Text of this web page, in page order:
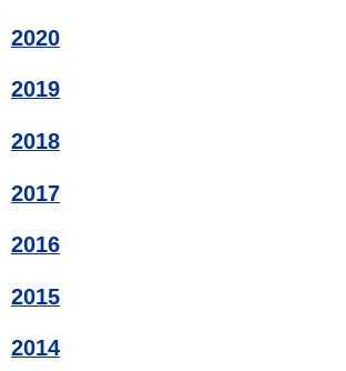
2020
2019
2018
2017
2016
2015
2014